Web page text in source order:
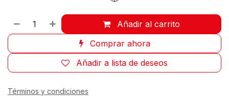
Añadir al carrito
Comprar ahora
Añadir a lista de deseos
Términos y condiciones